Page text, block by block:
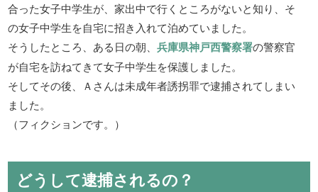
合った女子中学生が、家出中で行くところがないと知り、そ
の女子中学生を自宅に招き入れて泊めていました。
そうしたところ、ある日の朝、兵庫県神戸西警察署の警察官
が自宅を訪ねてきて女子中学生を保護しました。
そしてその後、Ａさんは未成年者誘拐罪で逮捕されてしまい
ました。
（フィクションです。）
どうして逮捕されるの？